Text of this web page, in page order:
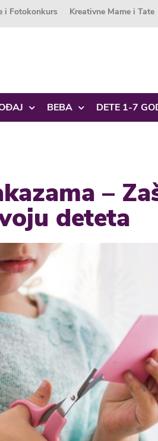
i Fotokonkurs Kreativne Mame i Tate
BEBA DETE 1-7
–
deteta